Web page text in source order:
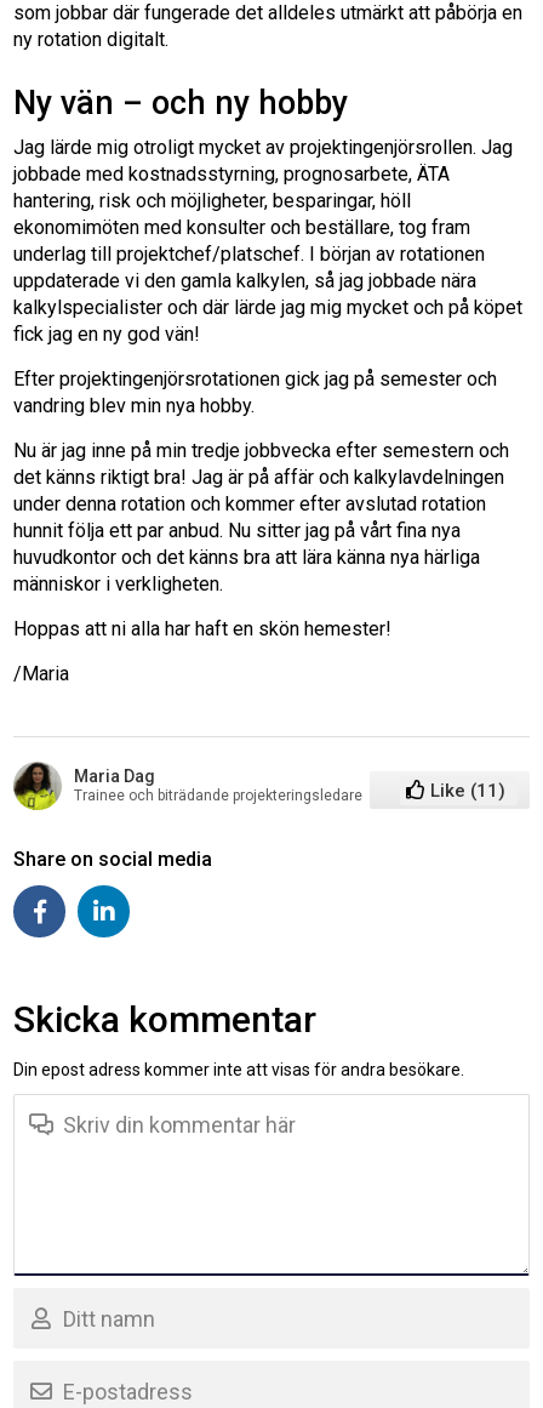
som jobbar där fungerade det alldeles utmärkt att påbörja en
ny rotation digitalt.
Ny vän – och ny hobby
Jag lärde mig otroligt mycket av projektingenjörsrollen. Jag
jobbade med kostnadsstyrning, prognosarbete, ÄTA
hantering, risk och möjligheter, besparingar, höll
ekonomimöten med konsulter och beställare, tog fram
underlag till projektchef/platschef. I början av rotationen
uppdaterade vi den gamla kalkylen, så jag jobbade nära
kalkylspecialister och där lärde jag mig mycket och på köpet
fick jag en ny god vän!
Efter projektingenjörsrotationen gick jag på semester och
vandring blev min nya hobby.
Nu är jag inne på min tredje jobbvecka efter semestern och
det känns riktigt bra! Jag är på affär och kalkylavdelningen
under denna rotation och kommer efter avslutad rotation
hunnit följa ett par anbud. Nu sitter jag på vårt fina nya
huvudkontor och det känns bra att lära känna nya härliga
människor i verkligheten.
Hoppas att ni alla har haft en skön hemester!
/Maria
Maria Dag
Trainee och biträdande projekteringsledare Like (11)
Share on social media
Skicka kommentar
Din epost adress kommer inte att visas för andra besökare.